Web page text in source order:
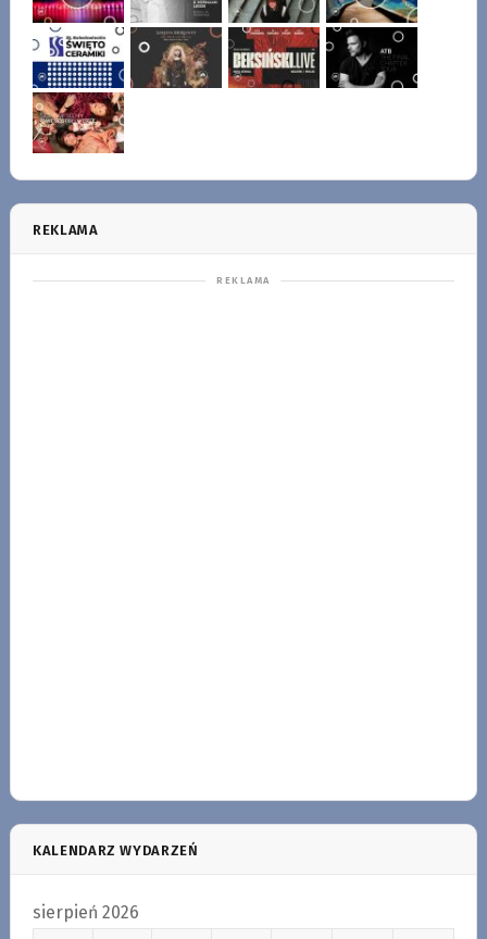
REKLAMA
KALENDARZ WYDARZEŃ
sierpień 2026